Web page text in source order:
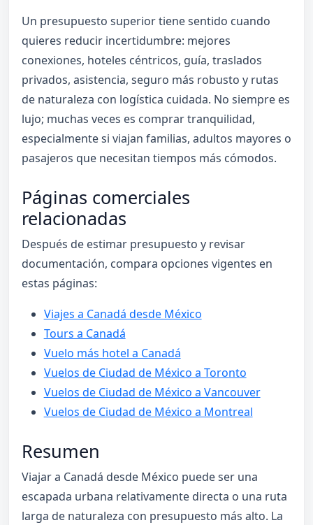
Un presupuesto superior tiene sentido cuando
quieres reducir incertidumbre: mejores
conexiones, hoteles céntricos, guía, traslados
privados, asistencia, seguro más robusto y rutas
de naturaleza con logística cuidada. No siempre es
lujo; muchas veces es comprar tranquilidad,
especialmente si viajan familias, adultos mayores o
pasajeros que necesitan tiempos más cómodos.
Páginas comerciales
relacionadas
Después de estimar presupuesto y revisar
documentación, compara opciones vigentes en
estas páginas:
Viajes a Canadá desde México
Tours a Canadá
Vuelo más hotel a Canadá
Vuelos de Ciudad de México a Toronto
Vuelos de Ciudad de México a Vancouver
Vuelos de Ciudad de México a Montreal
Resumen
Viajar a Canadá desde México puede ser una
escapada urbana relativamente directa o una ruta
larga de naturaleza con presupuesto más alto. La